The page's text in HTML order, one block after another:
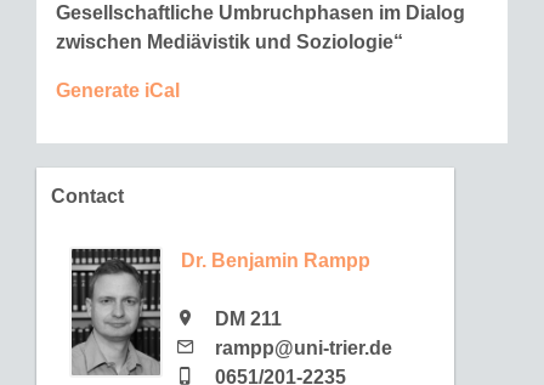
Gesellschaftliche Umbruchphasen im Dialog
zwischen Mediävistik und Soziologie“
Generate iCal
Contact
Dr. Benjamin Rampp
DM 211
rampp@uni-trier.de
0651/201-2235